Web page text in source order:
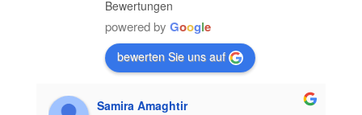
Bewertungen
powered by Google
bewerten Sie uns auf
Samira Amaghtir